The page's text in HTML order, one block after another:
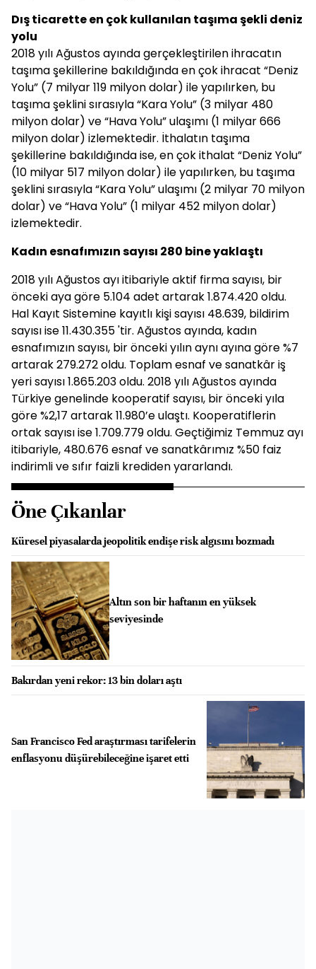
Dış ticarette en çok kullanılan taşıma şekli deniz
yolu
2018 yılı Ağustos ayında gerçekleştirilen ihracatın
taşıma şekillerine bakıldığında en çok ihracat “Deniz
Yolu” (7 milyar 119 milyon dolar) ile yapılırken, bu
taşıma şeklini sırasıyla “Kara Yolu” (3 milyar 480
milyon dolar) ve “Hava Yolu” ulaşımı (1 milyar 666
milyon dolar) izlemektedir. İthalatın taşıma
şekillerine bakıldığında ise, en çok ithalat “Deniz Yolu”
(10 milyar 517 milyon dolar) ile yapılırken, bu taşıma
şeklini sırasıyla “Kara Yolu” ulaşımı (2 milyar 70 milyon
dolar) ve “Hava Yolu” (1 milyar 452 milyon dolar)
izlemektedir.
Kadın esnafımızın sayısı 280 bine yaklaştı
2018 yılı Ağustos ayı itibariyle aktif firma sayısı, bir
önceki aya göre 5.104 adet artarak 1.874.420 oldu.
Hal Kayıt Sistemine kayıtlı kişi sayısı 48.639, bildirim
sayısı ise 11.430.355 'tir. Ağustos ayında, kadın
esnafımızın sayısı, bir önceki yılın aynı ayına göre %7
artarak 279.272 oldu. Toplam esnaf ve sanatkâr iş
yeri sayısı 1.865.203 oldu. 2018 yılı Ağustos ayında
Türkiye genelinde kooperatif sayısı, bir önceki yıla
göre %2,17 artarak 11.980’e ulaştı. Kooperatiflerin
ortak sayısı ise 1.709.779 oldu. Geçtiğimiz Temmuz ayı
itibariyle, 480.676 esnaf ve sanatkârımız %50 faiz
indirimli ve sıfır faizli krediden yararlandı.
Öne Çıkanlar
Küresel piyasalarda jeopolitik endişe risk algısını bozmadı
Altın son bir haftanın en yüksek
seviyesinde
Bakırdan yeni rekor: 13 bin doları aştı
San Francisco Fed araştırması tarifelerin
enflasyonu düşürebileceğine işaret etti